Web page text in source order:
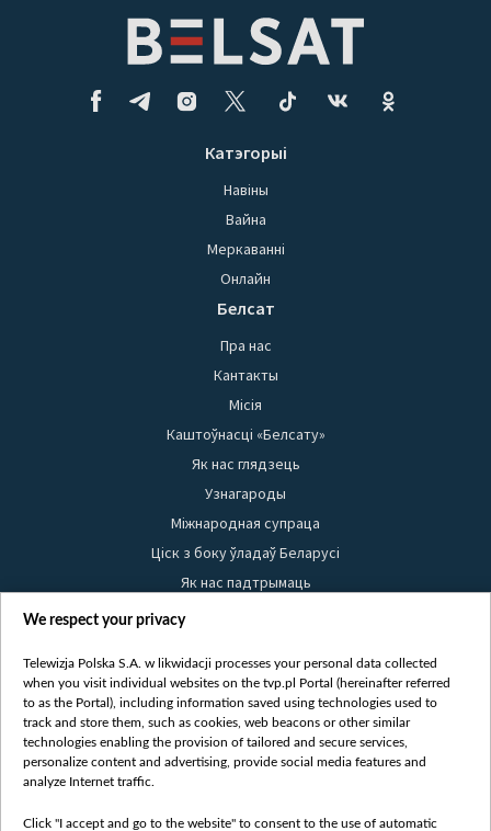
Катэгорыі
Навіны
Вайна
Меркаванні
Онлайн
Белсат
Пра нас
Кантакты
Місія
Каштоўнасці «Белсату»
Як нас глядзець
Узнагароды
Міжнародная супраца
Ціск з боку ўладаў Беларусі
Як нас падтрымаць
Правілы выкарыстання матэрыялаў
Бяспека
Youtube
Белсат news
Белсат Shorts
Жэстачайшы мульт
We respect your privacy
Telewizja Polska S.A. w likwidacji processes your personal data collected
when you visit individual websites on the tvp.pl Portal (hereinafter referred
to as the Portal), including information saved using technologies used to
track and store them, such as cookies, web beacons or other similar
technologies enabling the provision of tailored and secure services,
personalize content and advertising, provide social media features and
analyze Internet traffic.
Click "I accept and go to the website" to consent to the use of automatic